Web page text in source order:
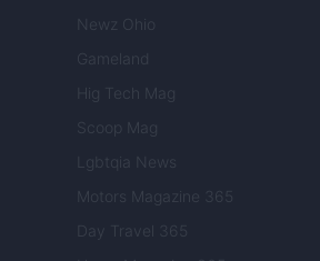
Newz Ohio
Gameland
Hig Tech Mag
Scoop Mag
Lgbtqia News
Motors Magazine 365
Day Travel 365